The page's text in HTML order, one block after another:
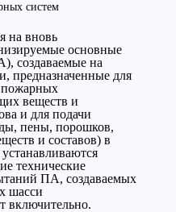
систем
на вновь
основные
создаваемые на
предназначенные для
пожарных
веществ и
и для подачи
пены, порошков,
и составов) в
технические
ПА, создаваемых
шасси
включительно.